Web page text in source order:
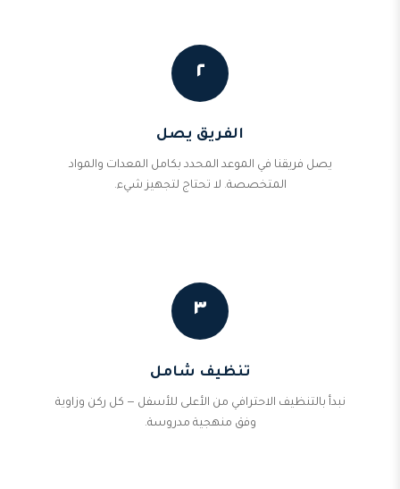
٢
الفريق يصل
يصل فريقنا في الموعد المحدد بكامل المعدات والمواد
المتخصصة. لا تحتاج لتجهيز شيء.
٣
تنظيف شامل
نبدأ بالتنظيف الاحترافي من الأعلى للأسفل — كل ركن وزاوية
وفق منهجية مدروسة.